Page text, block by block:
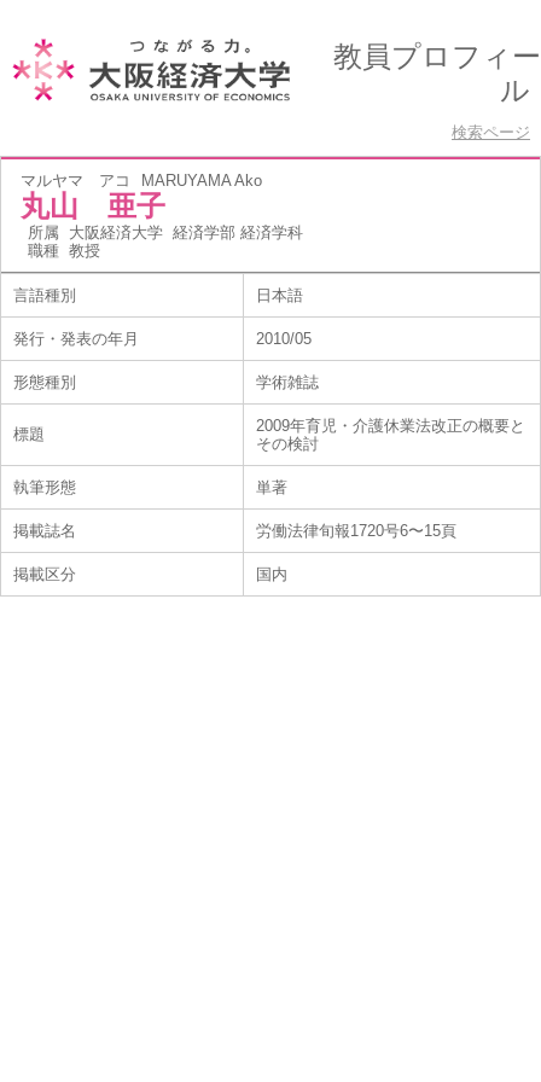
教員プロフィー
ル
検索ページ
マルヤマ アコ MARUYAMA Ako
丸山 亜子
所属 大阪経済大学 経済学部 経済学科
職種 教授
言語種別 日本語
発行・発表の年月 2010/05
形態種別 学術雑誌
標題
2009年育児・介護休業法改正の概要と
その検討
執筆形態 単著
掲載誌名 労働法律旬報1720号6〜15頁
掲載区分 国内